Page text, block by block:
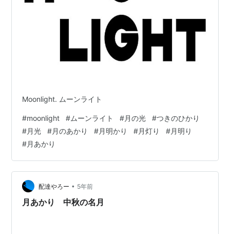
Moonlight. ムーンライト
#moonlight #ムーンライト #月の光 #つきのひかり
#月光 #月のあかり #月明かり #月灯り #月明り
#月あかり
配達やろー • 5年前
月あかり 中秋の名月